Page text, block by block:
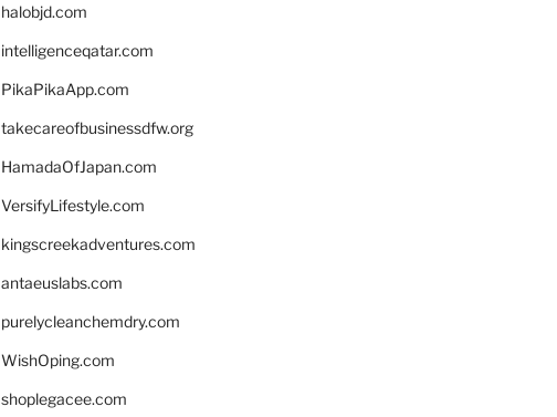
halobjd.com
intelligenceqatar.com
PikaPikaApp.com
takecareofbusinessdfw.org
HamadaOfJapan.com
VersifyLifestyle.com
kingscreekadventures.com
antaeuslabs.com
purelycleanchemdry.com
WishOping.com
shoplegacee.com